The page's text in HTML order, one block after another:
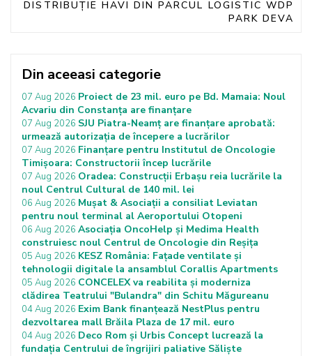
DISTRIBUȚIE HAVI DIN PARCUL LOGISTIC WDP
PARK DEVA
Din aceeasi categorie
07 Aug 2026 Proiect de 23 mil. euro pe Bd. Mamaia: Noul
Acvariu din Constanța are finanțare
07 Aug 2026 SJU Piatra-Neamț are finanțare aprobată:
urmează autorizația de începere a lucrărilor
07 Aug 2026 Finanțare pentru Institutul de Oncologie
Timișoara: Constructorii încep lucrările
07 Aug 2026 Oradea: Construcții Erbașu reia lucrările la
noul Centrul Cultural de 140 mil. lei
06 Aug 2026 Mușat & Asociații a consiliat Leviatan
pentru noul terminal al Aeroportului Otopeni
06 Aug 2026 Asociația OncoHelp și Medima Health
construiesc noul Centrul de Oncologie din Reșița
05 Aug 2026 KESZ România: Fațade ventilate și
tehnologii digitale la ansamblul Corallis Apartments
05 Aug 2026 CONCELEX va reabilita și moderniza
clădirea Teatrului "Bulandra" din Schitu Măgureanu
04 Aug 2026 Exim Bank finanțează NestPlus pentru
dezvoltarea mall Brăila Plaza de 17 mil. euro
04 Aug 2026 Deco Rom și Urbis Concept lucrează la
fundația Centrului de îngrijiri paliative Săliște